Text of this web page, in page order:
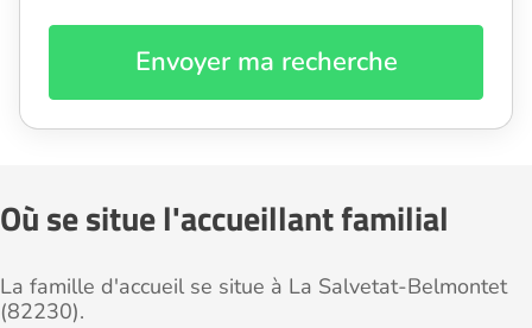
Envoyer ma recherche
Où se situe l'accueillant familial
La famille d'accueil se situe à La Salvetat-Belmontet
(82230).